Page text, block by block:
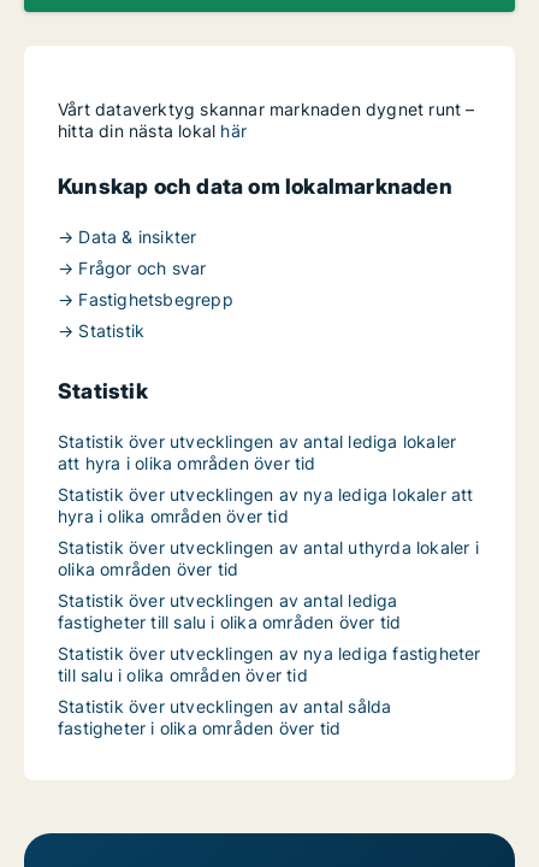
Vårt dataverktyg skannar marknaden dygnet runt –
hitta din nästa lokal här
Kunskap och data om lokalmarknaden
→ Data & insikter
→ Frågor och svar
→ Fastighetsbegrepp
→ Statistik
Statistik
Statistik över utvecklingen av antal lediga lokaler
att hyra i olika områden över tid
Statistik över utvecklingen av nya lediga lokaler att
hyra i olika områden över tid
Statistik över utvecklingen av antal uthyrda lokaler i
olika områden över tid
Statistik över utvecklingen av antal lediga
fastigheter till salu i olika områden över tid
Statistik över utvecklingen av nya lediga fastigheter
till salu i olika områden över tid
Statistik över utvecklingen av antal sålda
fastigheter i olika områden över tid